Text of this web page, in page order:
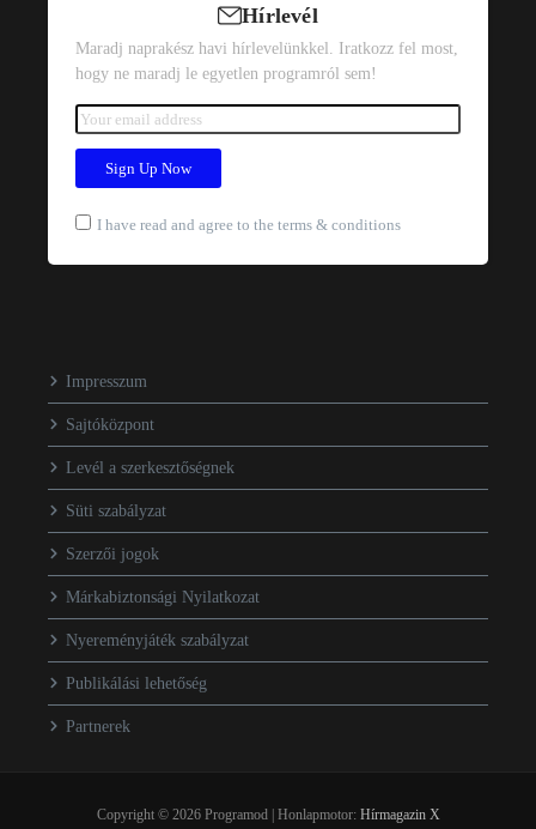
Hírlevél
Maradj naprakész havi hírlevelünkkel. Iratkozz fel most,
hogy ne maradj le egyetlen programról sem!
I have read and agree to the terms & conditions
Impresszum
Sajtóközpont
Levél a szerkesztőségnek
Süti szabályzat
Szerzői jogok
Márkabiztonsági Nyilatkozat
Nyereményjáték szabályzat
Publikálási lehetőség
Partnerek
Copyright © 2026 Programod | Honlapmotor: Hírmagazin X